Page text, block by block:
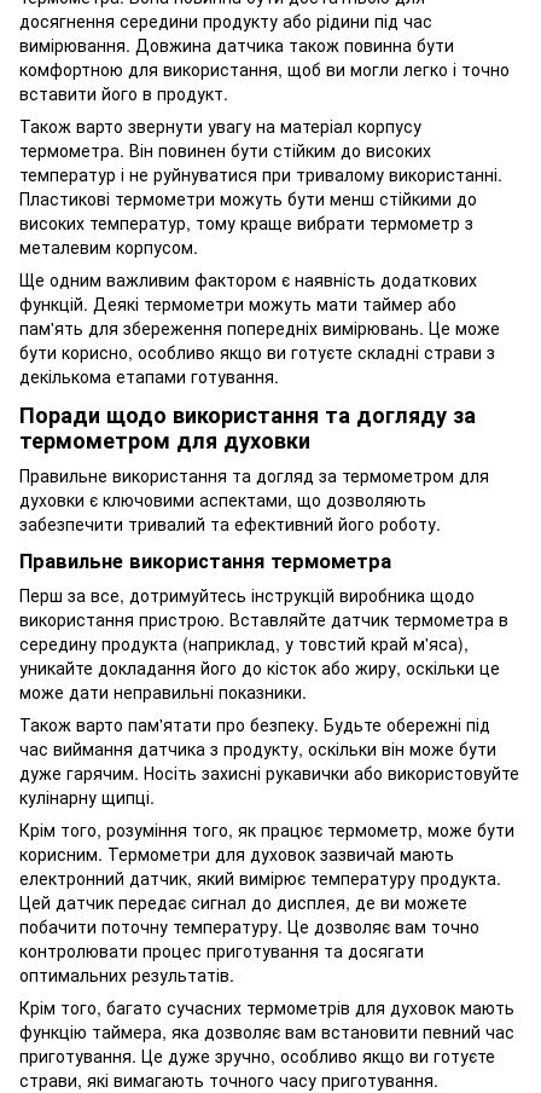
досягнення середини продукту або рідини під час
вимірювання. Довжина датчика також повинна бути
комфортною для використання, щоб ви могли легко і точно
вставити його в продукт.
Також варто звернути увагу на матеріал корпусу
термометра. Він повинен бути стійким до високих
температур і не руйнуватися при тривалому використанні.
Пластикові термометри можуть бути менш стійкими до
високих температур, тому краще вибрати термометр з
металевим корпусом.
Ще одним важливим фактором є наявність додаткових
функцій. Деякі термометри можуть мати таймер або
пам'ять для збереження попередніх вимірювань. Це може
бути корисно, особливо якщо ви готуєте складні страви з
декількома етапами готування.
Поради щодо використання та догляду за
термометром для духовки
Правильне використання та догляд за термометром для
духовки є ключовими аспектами, що дозволяють
забезпечити тривалий та ефективний його роботу.
Правильне використання термометра
Перш за все, дотримуйтесь інструкцій виробника щодо
використання пристрою. Вставляйте датчик термометра в
середину продукта (наприклад, у товстий край м'яса),
уникайте докладання його до кісток або жиру, оскільки це
може дати неправильні показники.
Також варто пам'ятати про безпеку. Будьте обережні під
час виймання датчика з продукту, оскільки він може бути
дуже гарячим. Носіть захисні рукавички або використовуйте
кулінарну щипці.
Крім того, розуміння того, як працює термометр, може бути
корисним. Термометри для духовок зазвичай мають
електронний датчик, який вимірює температуру продукта.
Цей датчик передає сигнал до дисплея, де ви можете
побачити поточну температуру. Це дозволяє вам точно
контролювати процес приготування та досягати
оптимальних результатів.
Крім того, багато сучасних термометрів для духовок мають
функцію таймера, яка дозволяє вам встановити певний час
приготування. Це дуже зручно, особливо якщо ви готуєте
страви, які вимагають точного часу приготування.